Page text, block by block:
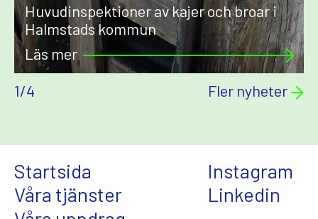
Huvudinspektioner av kajer och broar i
Halmstads kommun
Läs mer
1/4 Fler nyheter
Startsida
Våra tjänster
Instagram
Linkedin